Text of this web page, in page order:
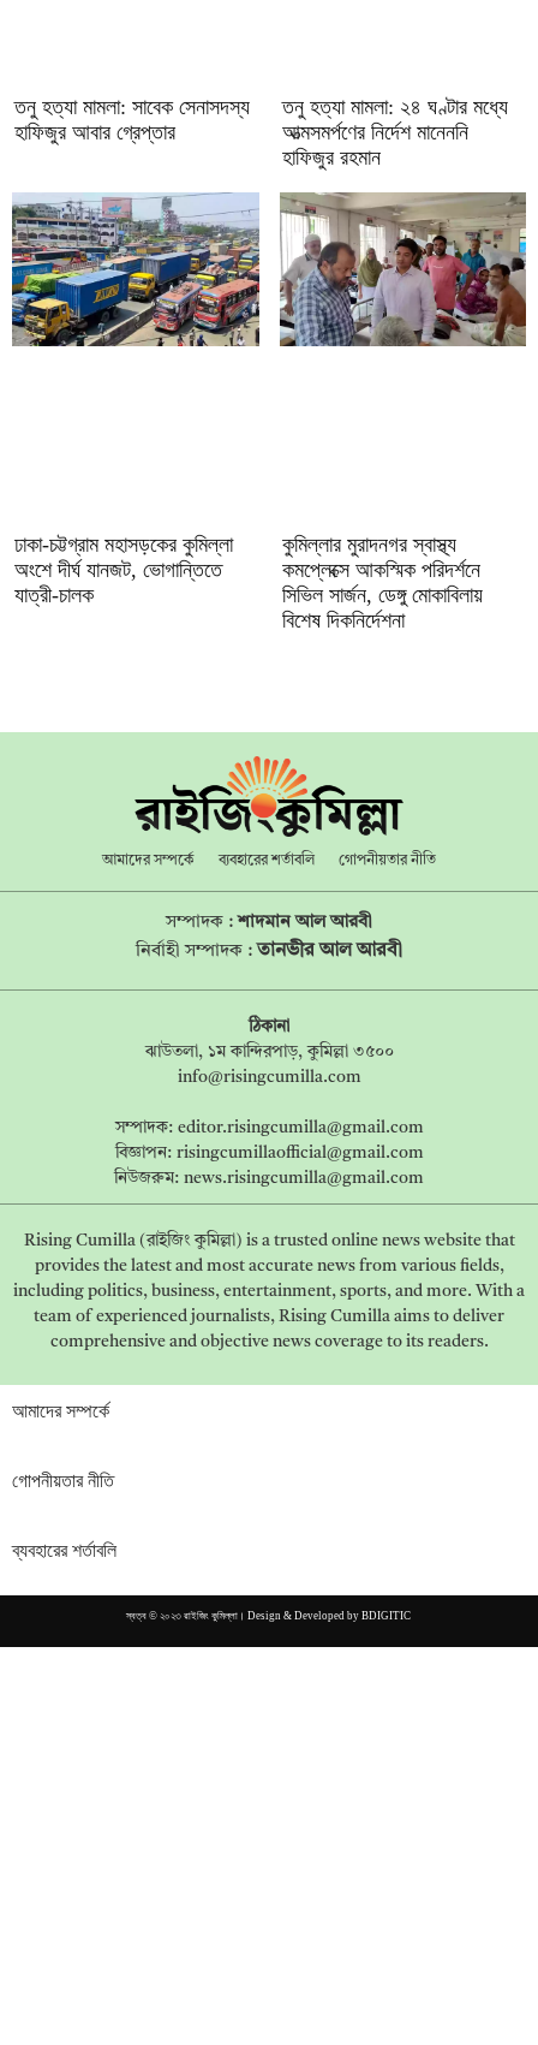
তনু হত্যা মামলা: সাবেক সেনাসদস্য
হাফিজুর আবার গ্রেপ্তার
তনু হত্যা মামলা: ২৪ ঘণ্টার মধ্যে
আত্মসমর্পণের নির্দেশ মানেননি
হাফিজুর রহমান
ঢাকা-চট্টগ্রাম মহাসড়কের কুমিল্লা
অংশে দীর্ঘ যানজট, ভোগান্তিতে
যাত্রী-চালক
কুমিল্লার মুরাদনগর স্বাস্থ্য
কমপ্লেক্সে আকস্মিক পরিদর্শনে
সিভিল সার্জন, ডেঙ্গু মোকাবিলায়
বিশেষ দিকনির্দেশনা
আমাদের সম্পর্কে ব্যবহারের শর্তাবলি গোপনীয়তার নীতি
সম্পাদক :শাদমান আল আরবী
নির্বাহী সম্পাদক : তানভীর আল আরবী
ঠিকানা
ঝাউতলা, ১ম কান্দিরপাড়, কুমিল্লা ৩৫০০
info@risingcumilla.com
সম্পাদক: editor.risingcumilla@gmail.com
বিজ্ঞাপন: risingcumillaofficial@gmail.com
নিউজরুম: news.risingcumilla@gmail.com
Rising Cumilla (রাইজিং কুমিল্লা) is a trusted online news website that
provides the latest and most accurate news from various fields,
including politics, business, entertainment, sports, and more. With a
team of experienced journalists, Rising Cumilla aims to deliver
comprehensive and objective news coverage to its readers.
আমাদের সম্পর্কে
গোপনীয়তার নীতি
ব্যবহারের শর্তাবলি
স্বত্ব © ২০২৩ রাইজিং কুমিল্লা। Design & Developed by BDIGITIC